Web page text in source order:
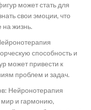
может стать для
свои эмоции, что
жизнь.
способность и
может привести к
проблем и задач.
Нейронотерапия
и гармонию,